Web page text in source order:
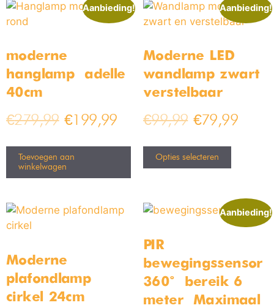
Aanbieding!
moderne
hanglamp – adelle –
40cm
€279,99 €199,99
Toevoegen aan
winkelwagen
Aanbieding!
Moderne LED
wandlamp zwart
verstelbaar
€99,99 €79,99
Opties selecteren
Moderne
plafondlamp
cirkel 24cm
Aanbieding!
PIR
bewegingssensor –
360° – bereik 6
meter – Maximaal